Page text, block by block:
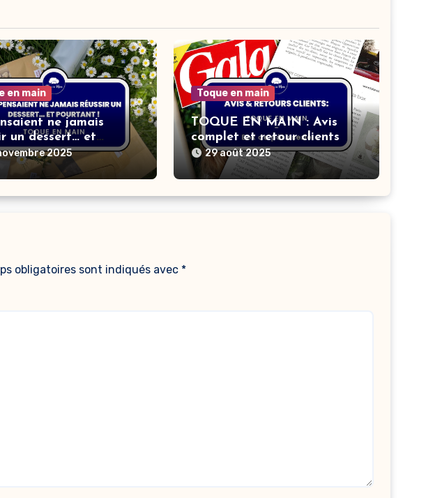
en main
ne jamais
un dessert… et
!
2025
Toque en main
TOQUE EN MAIN : Avis
complet et retour clients
29 août 2025
obligatoires sont indiqués avec *